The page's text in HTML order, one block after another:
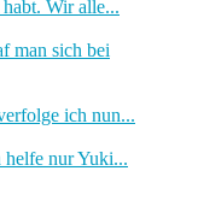
Wir alle...
man sich bei
ich nun...
nur Yuki...